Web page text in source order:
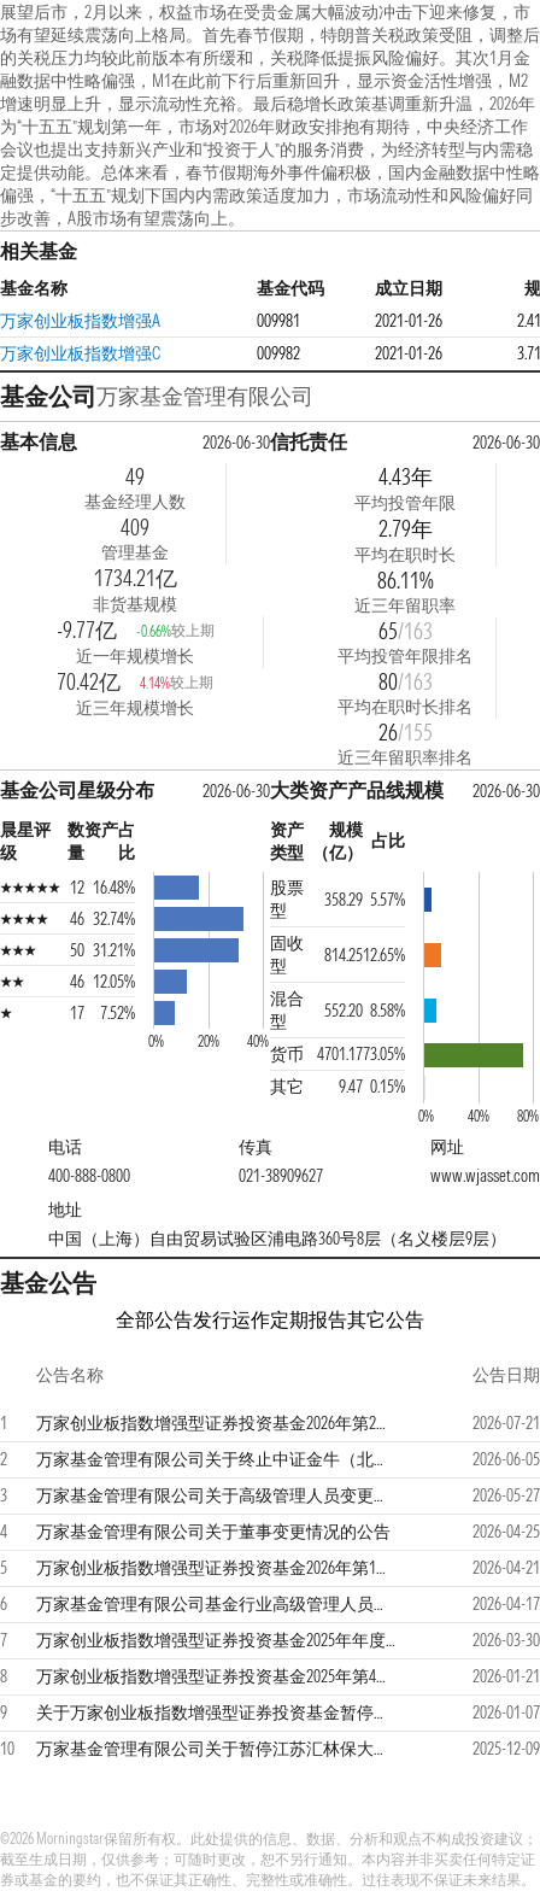
展望后市，2月以来，权益市场在受贵金属大幅波动冲击下迎来修复，市
场有望延续震荡向上格局。首先春节假期，特朗普关税政策受阻，调整后
的关税压力均较此前版本有所缓和，关税降低提振风险偏好。其次1月金
融数据中性略偏强，M1在此前下行后重新回升，显示资金活性增强，M2
增速明显上升，显示流动性充裕。最后稳增长政策基调重新升温，2026年
为“十五五”规划第一年，市场对2026年财政安排抱有期待，中央经济工作
会议也提出支持新兴产业和“投资于人”的服务消费，为经济转型与内需稳
定提供动能。总体来看，春节假期海外事件偏积极，国内金融数据中性略
偏强，“十五五”规划下国内内需政策适度加力，市场流动性和风险偏好同
步改善，A股市场有望震荡向上。
相关基金
基金名称 基金代码 成立日期
万家创业板指数增强A
009981 2021-01-26
万家创业板指数增强C
009982 2021-01-26
基金公司万家基金管理有限公司
基本信息 2026-06-30
49
基金经理人数
409
管理基金
1734.21亿
非货基规模
-9.77亿 -0.66%较上期
近一年规模增长
70.42亿 4.14%较上期
近三年规模增长
信托责任 2026-06-30
4.43年
平均投管年限
2.79年
平均在职时长
86.11%
近三年留职率
65/163
平均投管年限排名
80/163
平均在职时长排名
26/155
近三年留职率排名
基金公司星级分布
2026-06-30
晨星评
级
数
量
资产占
比
12 16.48%
46 32.74%
50 31.21%
46 12.05%
17
7.52%
0% 20% 40%
大类资产产品线规模
2026-06-30
资产
类型
规模
（亿）
占比
股票
型
358.29 5.57%
固收
型
814.2512.65%
混合
型
552.20 8.58%
货币
4701.1773.05%
其它
9.47 0.15%
0% 40% 80%
电话
400-888-0800
传真
021-38909627
网址
www.wjasset.com
地址
中国（上海）自由贸易试验区浦电路360号8层（名义楼层9层）
基金公告
全部公告发行运作定期报告其它公告
公告名称 公告日期
1 万家创业板指数增强型证券投资基金2026年第2季度报告
2026-07-21
2
万家基金管理有限公司关于终止中证金牛（北京）基金销售有限公司办理旗下基金销售业务并为投资者办理相关业务的公告
2026-06-05
3
万家基金管理有限公司关于高级管理人员变更的公告
2026-05-27
4
万家基金管理有限公司关于董事变更情况的公告
2026-04-25
5
万家创业板指数增强型证券投资基金2026年第1季度报告
2026-04-21
6
万家基金管理有限公司基金行业高级管理人员变更公告
2026-04-17
7
万家创业板指数增强型证券投资基金2025年年度报告
2026-03-30
8
万家创业板指数增强型证券投资基金2025年第4季度报告
2026-01-21
9
关于万家创业板指数增强型证券投资基金暂停大额申购（含转换转入、定期定额投资业务）的公告
2026-01-07
10
万家基金管理有限公司关于暂停江苏汇林保大基金销售有限公司办理旗下基金相关销售业务的公告 2025-12-09
©2026 Morningstar保留所有权。此处提供的信息、数据、分析和观点不构成投资建议；
截至生成日期，仅供参考；可随时更改，恕不另行通知。本内容并非买卖任何特定证
券或基金的要约，也不保证其正确性、完整性或准确性。过往表现不保证未来结果。